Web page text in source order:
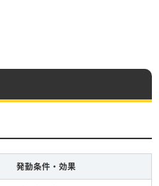
発動条件・効果